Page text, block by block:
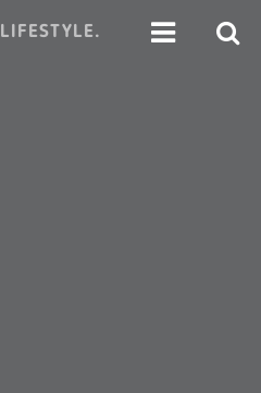
LIFESTYLE.